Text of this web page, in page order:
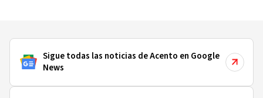
Sigue todas las noticias de Acento en Google
News